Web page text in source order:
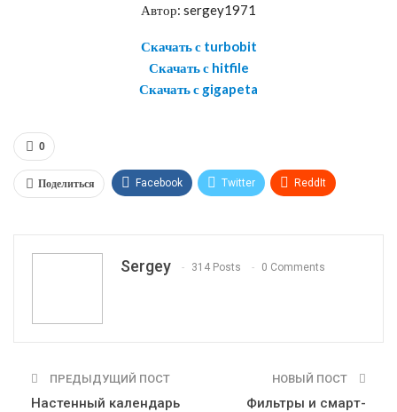
Автор: sergey1971
Скачать с turbobit
Скачать с hitfile
Скачать с gigapeta
0
Поделиться Facebook Twitter ReddIt
Sergey 314 Posts 0 Comments
ПРЕДЫДУЩИЙ ПОСТ
Настенный календарь
НОВЫЙ ПОСТ
Фильтры и смарт-